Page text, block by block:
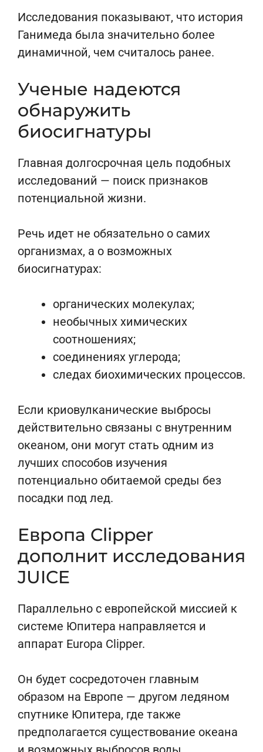
Исследования показывают, что история
Ганимеда была значительно более
динамичной, чем считалось ранее.
Ученые надеются
обнаружить
биосигнатуры
Главная долгосрочная цель подобных
исследований — поиск признаков
потенциальной жизни.
Речь идет не обязательно о самих
организмах, а о возможных
биосигнатурах:
органических молекулах;
необычных химических
соотношениях;
соединениях углерода;
следах биохимических процессов.
Если криовулканические выбросы
действительно связаны с внутренним
океаном, они могут стать одним из
лучших способов изучения
потенциально обитаемой среды без
посадки под лед.
Европа Clipper
дополнит исследования
JUICE
Параллельно с европейской миссией к
системе Юпитера направляется и
аппарат Europa Clipper.
Он будет сосредоточен главным
образом на Европе — другом ледяном
спутнике Юпитера, где также
предполагается существование океана